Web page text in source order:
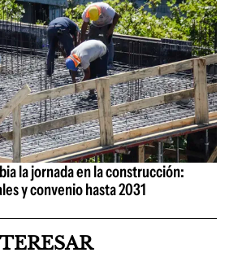
la jornada en la construcción:
y convenio hasta 2031